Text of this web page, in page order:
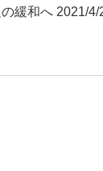
緩和へ 2021/4/